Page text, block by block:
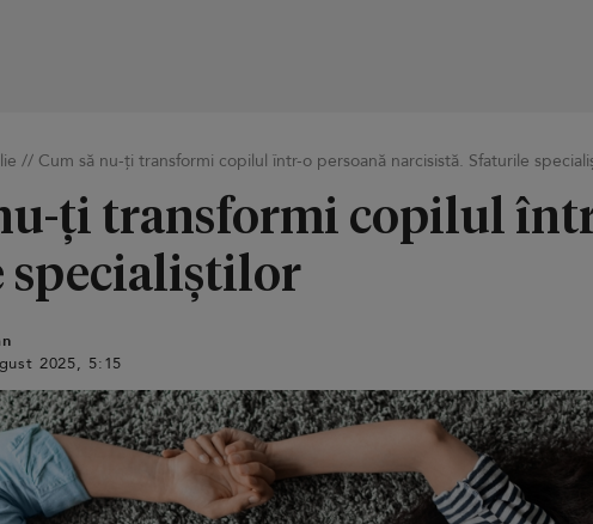
// Cum să nu-ți transformi copilul într-o persoană narcisistă. Sfaturile
ți transformi copilul
specialiștilor
2025, 5:15